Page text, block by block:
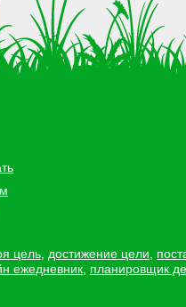
цель достижение цели
ежедневник планировщик